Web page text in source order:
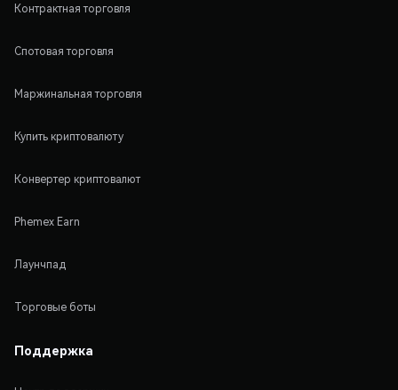
Контрактная торговля
Спотовая торговля
Маржинальная торговля
Купить криптовалюту
Конвертер криптовалют
Phemex Earn
Лаунчпад
Торговые боты
Поддержка